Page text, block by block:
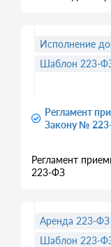
Регламент
Закону №
Регламент
223-ФЗ
Исполнение
Шаблон 223-
Аренда 223-ФЗ
Шаблон 223-